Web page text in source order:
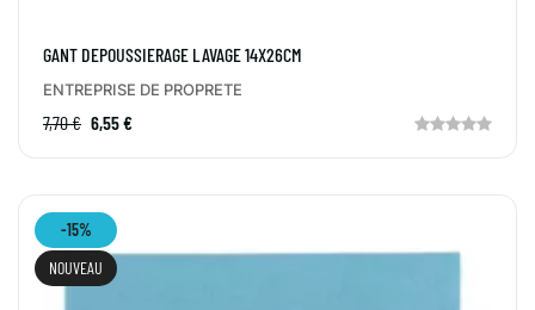
GANT DEPOUSSIERAGE LAVAGE 14X26CM
ENTREPRISE DE PROPRETE
7,70 € 6,55 €
-15%
NOUVEAU